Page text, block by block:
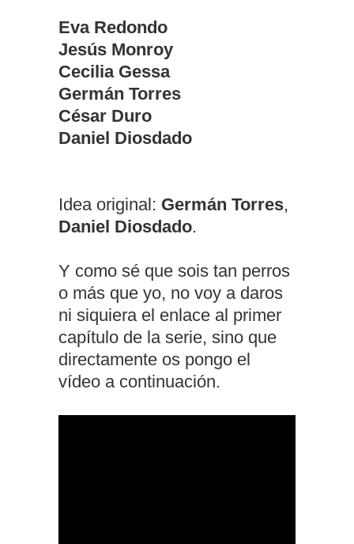
Eva Redondo
Jesús Monroy
Cecilia Gessa
Germán Torres
César Duro
Daniel Diosdado
Idea original: Germán Torres,
Daniel Diosdado.
Y como sé que sois tan perros
o más que yo, no voy a daros
ni siquiera el enlace al primer
capítulo de la serie, sino que
directamente os pongo el
vídeo a continuación.